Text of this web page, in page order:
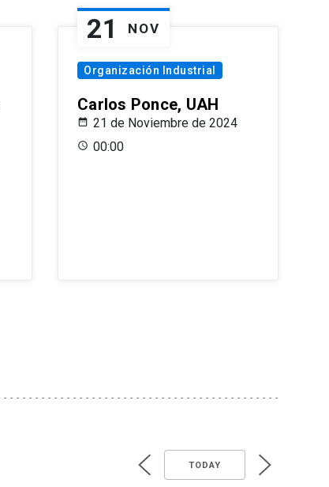
21 NOV
Organización Industrial
Carlos Ponce, UAH
21 de Noviembre de 2024
00:00
TODAY